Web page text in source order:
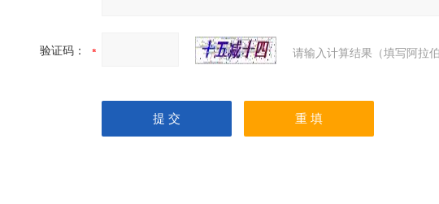
验证码： 请输入计算结果（填写阿拉